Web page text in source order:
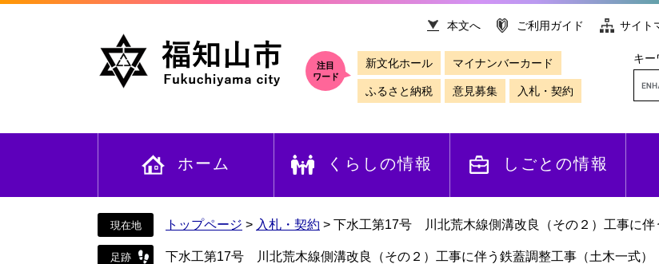
文
本文へ ご利用ガイド サイト
注目
ワード
新文化ホール マイナンバーカード
ふるさと納税 意見募集 入札・契約
キー
ホーム くらしの情報 しごとの情報
トップページ > 入札・契約 > 下水工第17号 川北荒木線側溝改良（その２）工事に伴
下水工第17号 川北荒木線側溝改良（その２）工事に伴う鉄蓋調整工事（土木一式）